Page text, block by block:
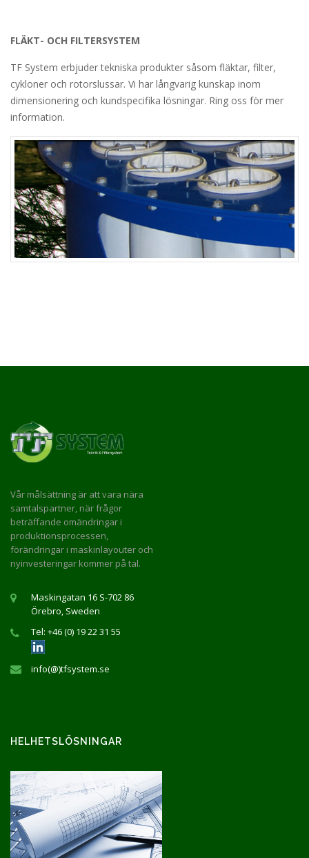
FLÄKT- OCH FILTERSYSTEM
TF System erbjuder tekniska produkter såsom fläktar, filter,
cykloner och rotorslussar. Vi har långvarig kunskap inom
dimensionering och kundspecifika lösningar. Ring oss för mer
information.
Vår målsättning är att vara nära
samtalspartner, när frågor
beträffande omändringar i
produktionsprocessen,
förändringar i maskinlayouter och
nyinvesteringar kommer på tal.
Maskingatan 16 S-702 86
Örebro, Sweden
Tel: +46 (0) 19 22 31 55
info(@)tfsystem.se
HELHETSLÖSNINGAR